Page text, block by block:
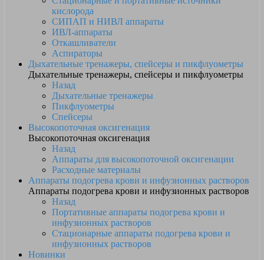
кислорода
СИПАП и НИВЛ аппараты
ИВЛ-аппараты
Откашливатели
Аспираторы
Дыхательные тренажеры, спейсеры и пикфлуометры
Дыхательные тренажеры, спейсеры и пикфлуометры
Назад
Дыхательные тренажеры
Пикфлуометры
Спейсеры
Высокопоточная оксигенация
Высокопоточная оксигенация
Назад
Аппараты для высокопоточной оксигенации
Расходные материалы
Аппараты подогрева крови и инфузионных растворов
Аппараты подогрева крови и инфузионных растворов
Назад
Портативные аппараты подогрева крови и
инфузионных растворов
Стационарные аппараты подогрева крови и
инфузионных растворов
Новинки